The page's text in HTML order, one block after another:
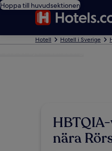
Hoppa till huvudsektionen
Hotell Hotell i Sverige
nära